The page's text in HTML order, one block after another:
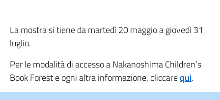
La mostra si tiene da martedì 20 maggio a giovedì 31
luglio.
Per le modalità di accesso a Nakanoshima Children’s
Book Forest e ogni altra informazione, cliccarequi.